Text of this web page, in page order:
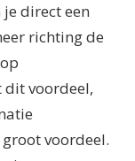
direct een
richting de
voordeel,
voordeel.